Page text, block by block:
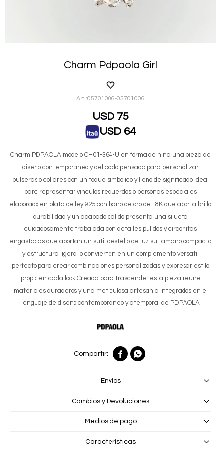
Charm Pdpaola Girl
05701006-05701006
USD 75
USD 64
Charm PDPAOLA modelo CH01-364-U en forma de nina una pieza de
diseno contemporaneo y delicado pensada para personalizar
pulseras o collares con un toque simbolico y lleno de significado ideal
para representar vinculos recuerdos o personas especiales
elaborado en plata de ley 925 con bano de oro de 18K que aporta brillo
durabilidad y un acabado calido presenta una silueta
cuidadosamente trabajada con detalles pulidos y circonitas
engastadas que aportan un sutil destello de luz su tamano compacto
y estructura ligera lo convierten en un complemento versatil
perfecto para crear combinaciones personalizadas y expresar estilo
propio en cada look Creada para trascender esta pieza reune
materiales duraderos y una meticulosa artesania integrados en el
lenguaje de diseno contemporaneo y atemporal de PDPAOLA
 
Envíos
Cambios y Devoluciones
Medios de pago
Características